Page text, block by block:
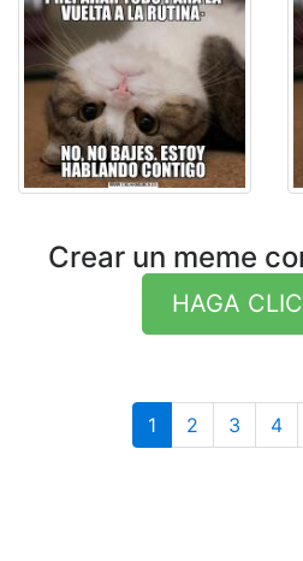
Crear un meme
HAGA
1 2 3 4